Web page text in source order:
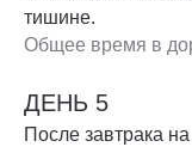
тишине.
Общее время в
ДЕНЬ 5
После завтрака